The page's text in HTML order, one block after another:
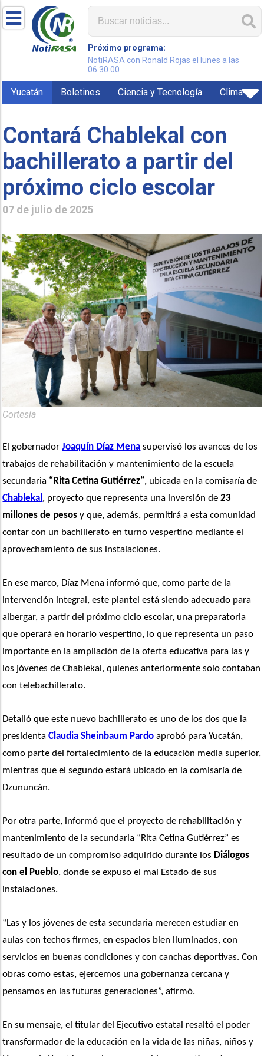
Próximo programa:
NotiRASA con Ronald Rojas el lunes a las
06:30:00
Yucatán Boletines Ciencia y Tecnología Clima
Contará Chablekal con
bachillerato a partir del
próximo ciclo escolar
07 de julio de 2025
Cortesía
El gobernador Joaquín Díaz Mena supervisó los avances de los
trabajos de rehabilitación y mantenimiento de la escuela
secundaria “Rita Cetina Gutiérrez”
Chablekal , proyecto que representa una inversión de 23
millones de pesos y que, además, permitirá a esta comunidad
contar con un bachillerato en turno vespertino mediante el
aprovechamiento de sus instalaciones.
En ese marco, Díaz Mena informó que, como parte de la
intervención integral, este plantel está siendo adecuado para
albergar, a partir del próximo ciclo escolar, una preparatoria
que operará en horario vespertino, lo que representa un paso
importante en la ampliación de la oferta educativa para las y
los jóvenes de Chablekal, quienes anteriormente solo contaban
con telebachillerato.
Detalló que este nuevo bachillerato es uno de los dos que la
presidenta Claudia Sheinbaum Pardo aprobó para Yucatán,
como parte del fortalecimiento de la educación media superior,
mientras que el segundo estará ubicado en la comisaría de
Dzununcán.
Por otra parte, informó que el proyecto de rehabilitación y
mantenimiento de la secundaria “Rita Cetina Gutiérrez” es
resultado de un compromiso adquirido durante los Diálogos
con el Pueblo, donde se expuso el mal Estado de sus
instalaciones.
“Las y los jóvenes de esta secundaria merecen estudiar en
aulas con techos firmes, en espacios bien iluminados, con
servicios en buenas condiciones y con canchas deportivas. Con
obras como estas, ejercemos una gobernanza cercana y
pensamos en las futuras generaciones”, afirmó.
En su mensaje, el titular del Ejecutivo estatal resaltó el poder
transformador de la educación en la vida de las niñas, niños y